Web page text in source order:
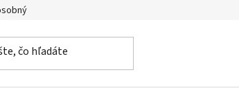
údajov